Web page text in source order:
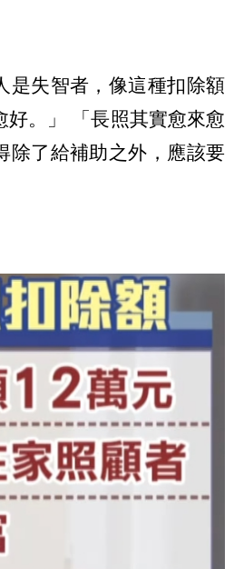
是失智者，像這種扣除額
好。」 「長照其實愈來愈
除了給補助之外，應該要